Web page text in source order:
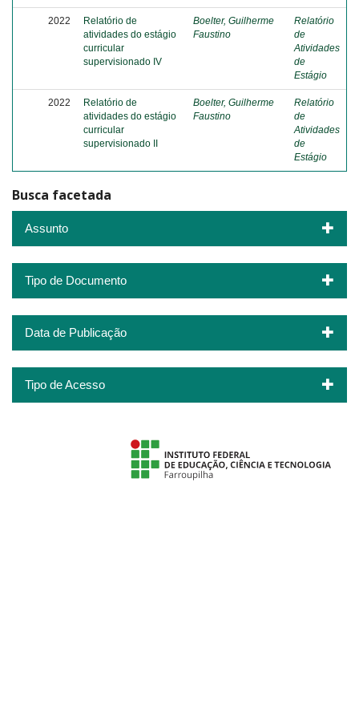
2022
Relatório de
atividades do estágio
curricular
supervisionado IV
Boelter, Guilherme
Faustino
Relatório
de
Atividades
de
Estágio
2022
Relatório de
atividades do estágio
curricular
supervisionado II
Boelter, Guilherme
Faustino
Relatório
de
Atividades
de
Estágio
Busca facetada
Assunto
Tipo de Documento
Data de Publicação
Tipo de Acesso